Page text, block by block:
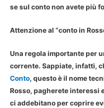
se sul conto non avete più
Attenzione al “conto in
Una regola importante per
corrente. Sappiate, infatti,
Conto, questo è il nome
Rosso, pagherete interessi
ci addebitano per coprire